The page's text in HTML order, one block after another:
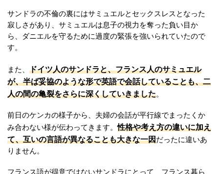
サンドラの不倫の裏にはサミュエルとセックスレスとなった
寂しさがあり、サミュエルは息子の視力を奪った負い目か
ら、ダニエルを守るために過度の緊張を強いられていたので
す。
また、 ドイツ人のサンドラと、フランス人のサミュエル
が、半ば妥協のような形で英語で会話していることも、二
人の間の亀裂をさらに深くしていきました。
前日のケンカの様子から、夫婦の会話が平行線でまったくか
み合わない様が伝わってきます。性格や考え方の違いに加え
て、互いの言語が異なることも大きな一因だったに違いあ
りません。
フランス語が得意ではないサンドラにとって、フランス暮ら